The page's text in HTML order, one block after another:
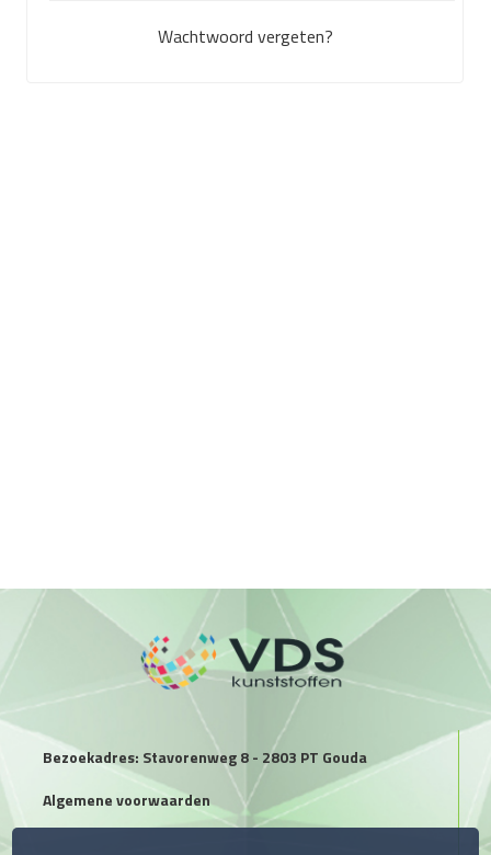
Wachtwoord vergeten?
Bezoekadres: Stavorenweg 8 - 2803 PT Gouda
Algemene voorwaarden